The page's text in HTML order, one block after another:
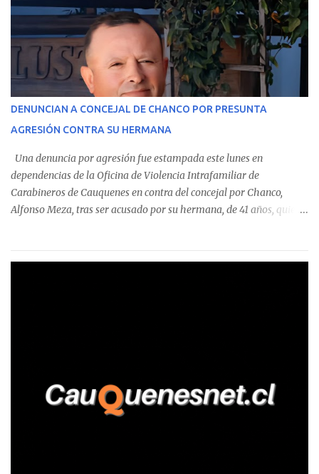
custodian fondos públicos— efectuaron transacciones por un
monto total de $116.075.918 entre enero de 2024 y junio de 2025.
En el detalle regional, se indica que en la comuna de Cauquenes se
identificó a cuatro funcionarios involucrados en este tipo de
operaciones. Asimismo, se precisa que uno de los casos
corresponde a un funcionario de la Municipalidad de Chanco,
detectaron incumplimientos a la normativa vigente. El informe
precisa que la mayor cantidad de dinero apostado se registró en
Talca, donde...
DENUNCIAN A CONCEJAL DE CHANCO POR PRESUNTA
AGRESIÓN CONTRA SU HERMANA
Una denuncia por agresión fue estampada este lunes en
dependencias de la Oficina de Violencia Intrafamiliar de
Carabineros de Cauquenes en contra del concejal por Chanco,
Alfonso Meza, tras ser acusado por su hermana, de 41 años, quien
relató que los hechos ocurrieron cerca de las 11:30 horas en el
trabajadores, el edil descendió del vehículo y, en medio de la
confrontación, la habría tomado de los hombros, empujado al
suelo y agredido con golpes de pies y manos, mientr...